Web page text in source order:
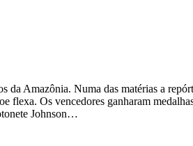
Amazônia. Numa das matérias a
flexa. Os vencedores ganharam
Johnson…